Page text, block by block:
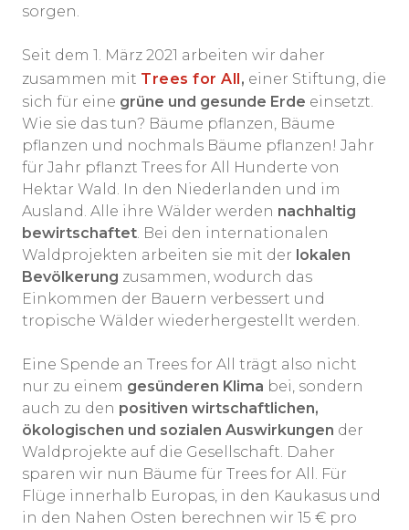
sorgen.
Seit dem 1. März 2021 arbeiten wir daher
zusammen mit Trees for All, einer Stiftung, die
sich für eine grüne und gesunde Erde einsetzt.
Wie sie das tun? Bäume pflanzen, Bäume
pflanzen und nochmals Bäume pflanzen! Jahr
für Jahr pflanzt Trees for All Hunderte von
Hektar Wald. In den Niederlanden und im
Ausland. Alle ihre Wälder werden nachhaltig
bewirtschaftet. Bei den internationalen
Waldprojekten arbeiten sie mit der lokalen
Bevölkerung zusammen, wodurch das
Einkommen der Bauern verbessert und
tropische Wälder wiederhergestellt werden.
Eine Spende an Trees for All trägt also nicht
nur zu einem gesünderen Klima bei, sondern
auch zu den positiven wirtschaftlichen,
ökologischen und sozialen Auswirkungen der
Waldprojekte auf die Gesellschaft. Daher
sparen wir nun Bäume für Trees for All. Für
Flüge innerhalb Europas, in den Kaukasus und
in den Nahen Osten berechnen wir 15 € pro